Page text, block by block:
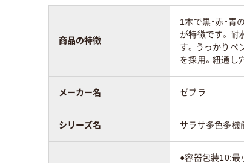
ピンク系
インク色
アスクル商品環境
スコア
商品の特徴
1本で黒・赤・
が特徴です。耐
す。うっかりペ
を採用。紐通し
メーカー名 ゼブラ
シリーズ名 サラサ多色多機
●容器包装10:最